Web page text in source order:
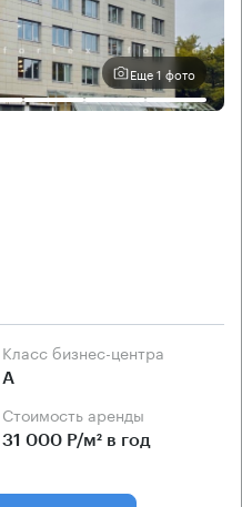
Еще 1 фото
Класс бизнес-центра
А
Стоимость аренды
31 000 Р/м² в год